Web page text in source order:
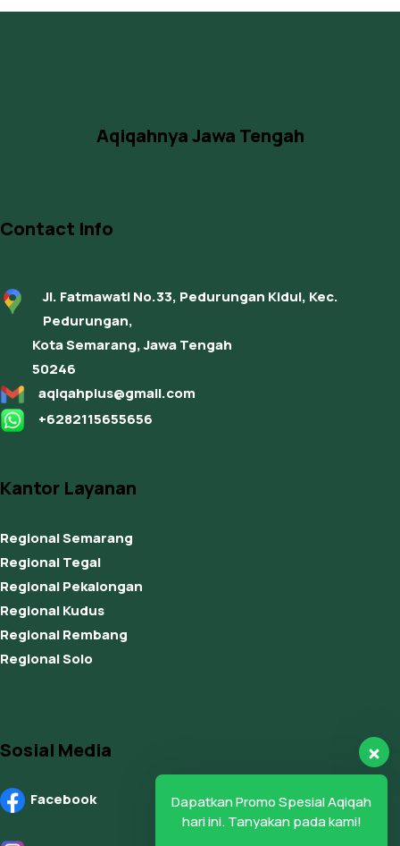
Aqiqahnya Jawa Tengah
Contact Info
Jl. Fatmawati No.33, Pedurungan Kidul, Kec.
Pedurungan,
Kota Semarang, Jawa Tengah
50246
aqiqahplus@gmail.com
+6282115655656
Kantor Layanan
Regional Semarang
Regional Tegal
Regional Pekalongan
Regional Kudus
Regional Rembang
Regional Solo
Sosial Media
Facebook
Dapatkan Promo Spesial Aqiqah
hari ini. Tanyakan pada kami!